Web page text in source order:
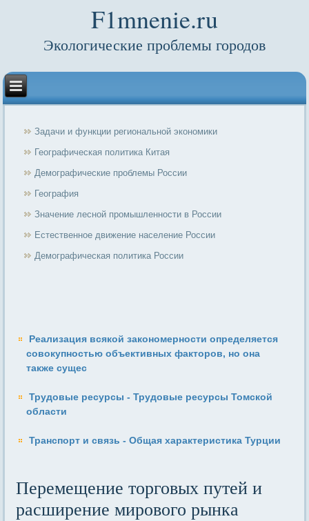
F1mnenie.ru
Экологические проблемы городов
Задачи и функции региональной экономики
Географическая политика Китая
Демографические проблемы России
География
Значение лесной промышленности в России
Естественное движение население России
Демографическая политика России
Реализация всякой закономерности определяется
совокупностью объективных факторов, но она
также сущес
Трудовые ресурсы - Трудовые ресурсы Томской
области
Транспорт и связь - Общая характеристика Турции
Перемещение торговых путей и
расширение мирового рынка